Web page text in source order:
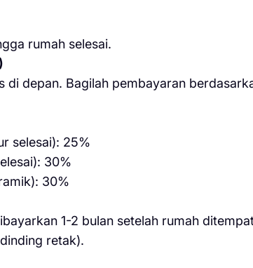
rumah selesai.
di depan. Bagilah pembayaran
selesai): 25%
30%
30%
1-2 bulan setelah rumah
retak).